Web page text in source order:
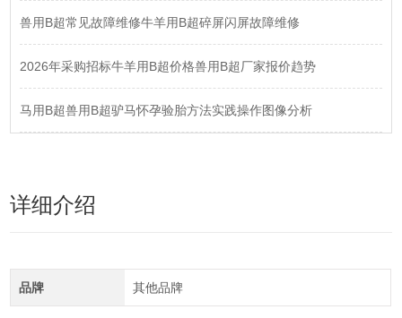
兽用B超常见故障维修牛羊用B超碎屏闪屏故障维修
2026年采购招标牛羊用B超价格兽用B超厂家报价趋势
马用B超兽用B超驴马怀孕验胎方法实践操作图像分析
详细介绍
品牌 其他品牌